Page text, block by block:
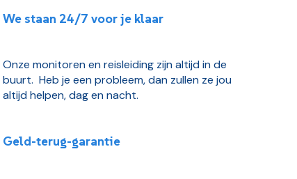
We staan 24/7 voor je klaar
Onze monitoren en reisleiding zijn altijd in de
buurt. Heb je een probleem, dan zullen ze jou
altijd helpen, dag en nacht.
Geld-terug-garantie